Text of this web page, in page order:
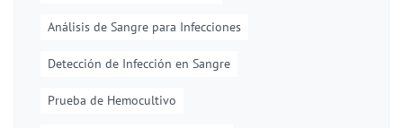
Análisis de Sangre para Infecciones
Detección de Infección en Sangre
Prueba de Hemocultivo